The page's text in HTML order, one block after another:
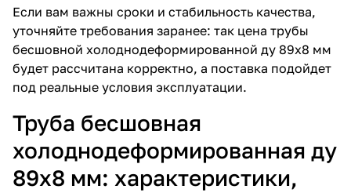
Если вам важны сроки и стабильность качества,
уточняйте требования заранее: так цена трубы
бесшовной холоднодеформированной ду 89х8 мм
будет рассчитана корректно, а поставка подойдет
под реальные условия эксплуатации.
Труба бесшовная
холоднодеформированная ду
89х8 мм: характеристики,